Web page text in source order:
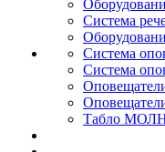
Система
Система
Система
Табло